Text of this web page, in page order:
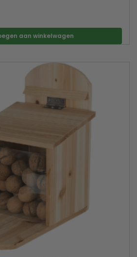
aan winkelwagen